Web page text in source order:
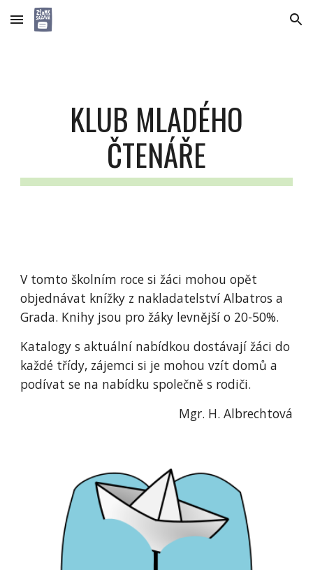
Skip to main content Skip to navigation
KLUB MLADÉHO
ČTENÁŘE
V tomto školním roce si žáci mohou opět
objednávat knížky z nakladatelství Albatros a
Grada. Knihy jsou pro žáky levnější o 20-50%.
Katalogy s aktuální nabídkou dostávají žáci do
každé třídy, zájemci si je mohou vzít domů a
podívat se na nabídku společně s rodiči.
Mgr. H. Albrechtová